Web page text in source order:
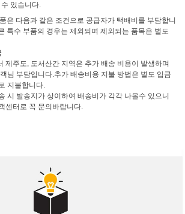
있습니다.
은 다음과 같은 조건으로 공급자가 택배비를 부담합니
특수 부품의 경우는 제외되며 제외되는 품목은 별도
제주도, 도서산간 지역은 추가 배송 비용이 발생하며
님 부담입니다.추가 배송비용 지불 방법은 별도 입금
지불합니다.
시 발송지가 상이하여 배송비가 각각 나올수 있으니
센터로 꼭 문의바랍니다.